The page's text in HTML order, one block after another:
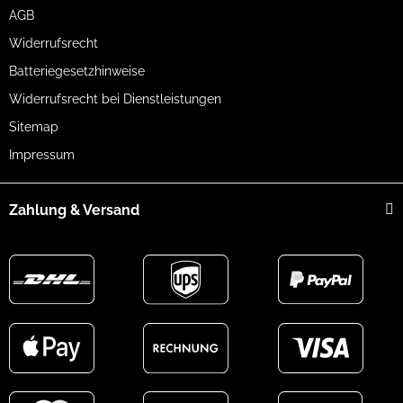
AGB
Widerrufsrecht
Batteriegesetzhinweise
Widerrufsrecht bei Dienstleistungen
Sitemap
Impressum
Zahlung & Versand